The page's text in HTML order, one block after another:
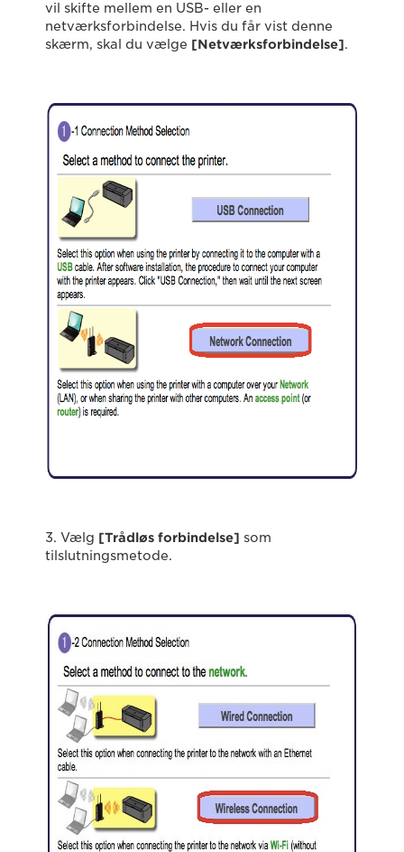
vil skifte mellem en USB- eller en
netværksforbindelse. Hvis du får vist denne
skærm, skal du vælge [Netværksforbindelse].
3. Vælg [Trådløs forbindelse] som
tilslutningsmetode.